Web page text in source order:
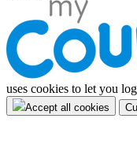
uses cookies to let you
Accept all cookies